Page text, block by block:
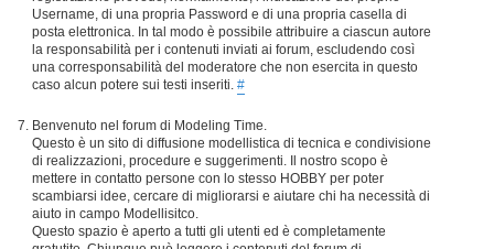
Username, di una propria Password e di una propria casella di
posta elettronica. In tal modo è possibile attribuire a ciascun autore
la responsabilità per i contenuti inviati ai forum, escludendo così
una corresponsabilità del moderatore che non esercita in questo
caso alcun potere sui testi inseriti. #
Benvenuto nel forum di Modeling Time.
Questo è un sito di diffusione modellistica di tecnica e condivisione
di realizzazioni, procedure e suggerimenti. Il nostro scopo è
mettere in contatto persone con lo stesso HOBBY per poter
scambiarsi idee, cercare di migliorarsi e aiutare chi ha necessità di
aiuto in campo Modellisitco.
Questo spazio è aperto a tutti gli utenti ed è completamente